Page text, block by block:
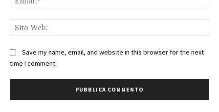
Save my name, email, and website in this browser for the next
time I comment.